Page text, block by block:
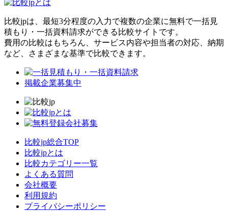
比較jpは、 最短3分程度の入力で複数の企業に無料で一括見
積もり・一括資料請求ができる比較サイトです。
費用の比較はもちろん、サービス内容や担当者の対応、納期
など、さまざまな基準で比較できます。
掲載企業募集中
比較jp総合TOP
比較jpとは
比較カテゴリー一覧
よくある質問
会社概要
利用規約
プライバシーポリシー